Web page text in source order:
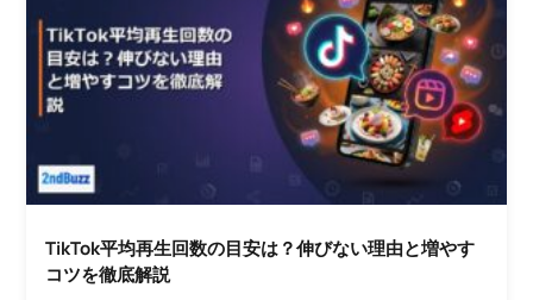
TikTok平均再生回数の目安は？伸びない理由と増やす
コツを徹底解説